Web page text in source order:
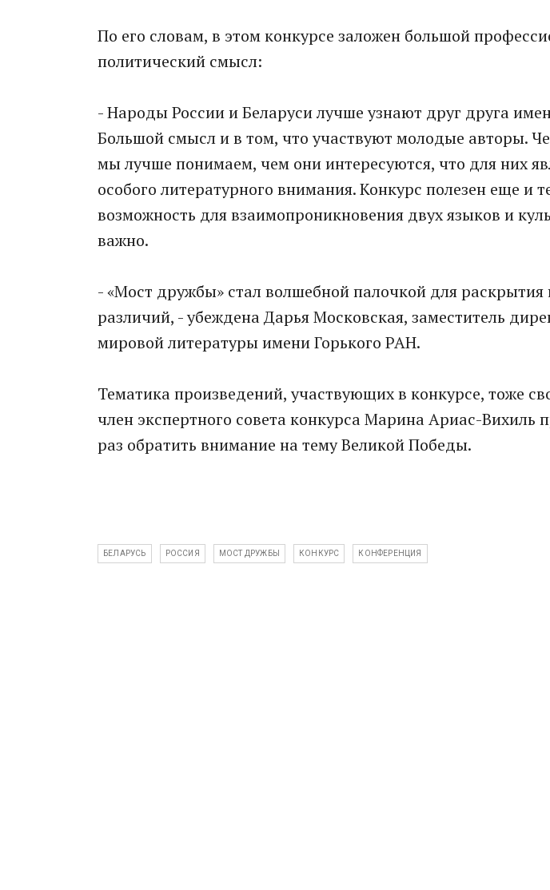
По его словам, в этом конкурсе заложен большой
политический смысл:
- Народы России и Беларуси лучше узнают друг друга
Большой смысл и в том, что участвуют молодые авторы.
мы лучше понимаем, чем они интересуются, что для них
особого литературного внимания. Конкурс полезен еще и
возможность для взаимопроникновения двух языков и
важно.
- «Мост дружбы» стал волшебной палочкой для
различий, - убеждена Дарья Московская, заместитель
мировой литературы имени Горького РАН.
Тематика произведений, участвующих в конкурсе, тоже
член экспертного совета конкурса Марина Ариас-Вихиль
раз обратить внимание на тему Великой Победы.
БЕЛАРУСЬ РОССИЯ МОСТ ДРУЖБЫ КОНКУРС КОНФЕРЕНЦИЯ